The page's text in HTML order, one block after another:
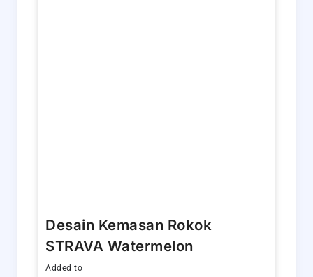
Desain Kemasan Rokok
STRAVA Watermelon
Added to